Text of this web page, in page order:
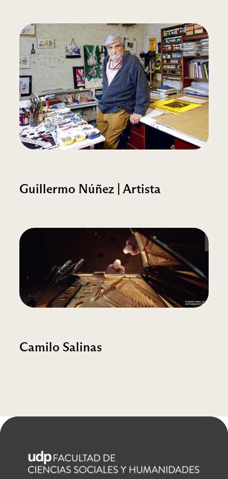
Guillermo Núñez | Artista
Camilo Salinas